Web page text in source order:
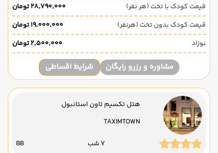
قیمت کودک با تخت (هر نفر)
۲۸٬۷۹۰٬۰۰۰ تومان
قیمت کودک بدون تخت (هرنفر)
۱۹٬۰۰۰٬۰۰۰ تومان
نوزاد
۲٬۵۰۰٬۰۰۰ تومان
مشاوره و رزرو رایگان شرایط اقساطی
هتل تکسیم تاون استانبول
TAXIMTOWN
7 شب BB